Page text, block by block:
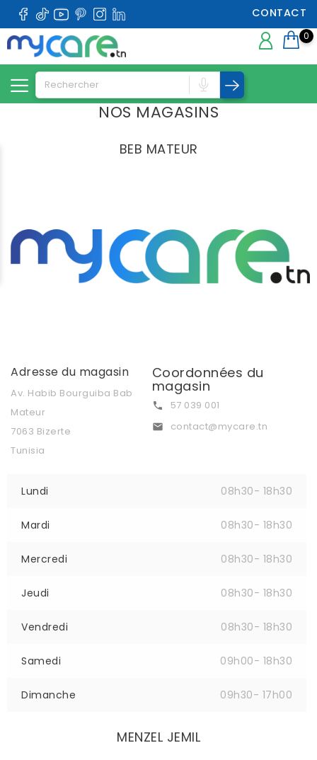
CONTACT
0
NOS MAGASINS
BEB MATEUR
Adresse du magasin
Av. Habib Bourguiba Bab
Mateur
7063 Bizerte
Tunisia
Coordonnées du
magasin
 57 039 001
 contact@mycare.tn
Lundi 08h30- 18h30
Mardi 08h30- 18h30
Mercredi 08h30- 18h30
Jeudi 08h30- 18h30
Vendredi 08h30- 18h30
Samedi 09h00- 18h30
Dimanche 09h30- 17h00
MENZEL JEMIL